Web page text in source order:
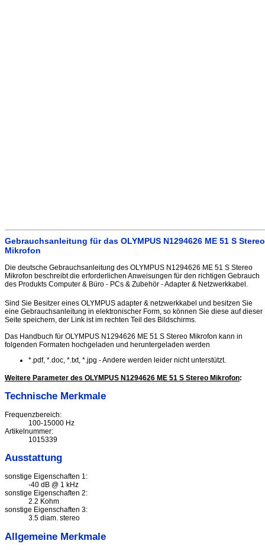
Gebrauchsanleitung für das OLYMPUS N1294626 ME 51 S Stereo
Mikrofon
Die deutsche Gebrauchsanleitung des OLYMPUS N1294626 ME 51 S Stereo
Mikrofon beschreibt die erforderlichen Anweisungen für den richtigen Gebrauch
des Produkts Computer & Büro - PCs & Zubehör - Adapter & Netzwerkkabel.
Sind Sie Besitzer eines OLYMPUS adapter & netzwerkkabel und besitzen Sie
eine Gebrauchsanleitung in elektronischer Form, so können Sie diese auf dieser
Seite speichern, der Link ist im rechten Teil des Bildschirms.
Das Handbuch für OLYMPUS N1294626 ME 51 S Stereo Mikrofon kann in
folgenden Formaten hochgeladen und heruntergeladen werden
*.pdf, *.doc, *.txt, *.jpg - Andere werden leider nicht unterstützt.
Weitere Parameter des OLYMPUS N1294626 ME 51 S Stereo Mikrofon:
Technische Merkmale
Frequenzbereich:
100-15000 Hz
Artikelnummer:
1015339
Ausstattung
sonstige Eigenschaften 1:
-40 dB @ 1 kHz
sonstige Eigenschaften 2:
2.2 Kohm
sonstige Eigenschaften 3:
3.5 diam. stereo
Allgemeine Merkmale